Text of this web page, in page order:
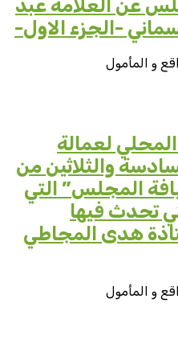
عن العلامة عبد
-الجزء الاول-
و المأمول
لعمالة
والثلاثين من
المجلس” التي
تحدث فيها
هدى المجاطي
و المأمول